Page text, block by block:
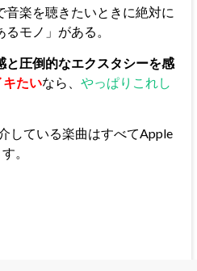
楽を聴きたいときに絶対に
モノ」がある。
と圧倒的なエクスタシーを感
キたいなら、 やっぱりこれし
している楽曲はすべてApple
。